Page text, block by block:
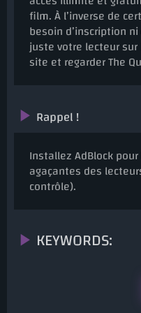
film. À l’inverse de
besoin d’inscription
juste votre lecteur
site et regarder The
Rappel !
Installez AdBlock
agaçantes des
contrôle).
KEYWORDS: